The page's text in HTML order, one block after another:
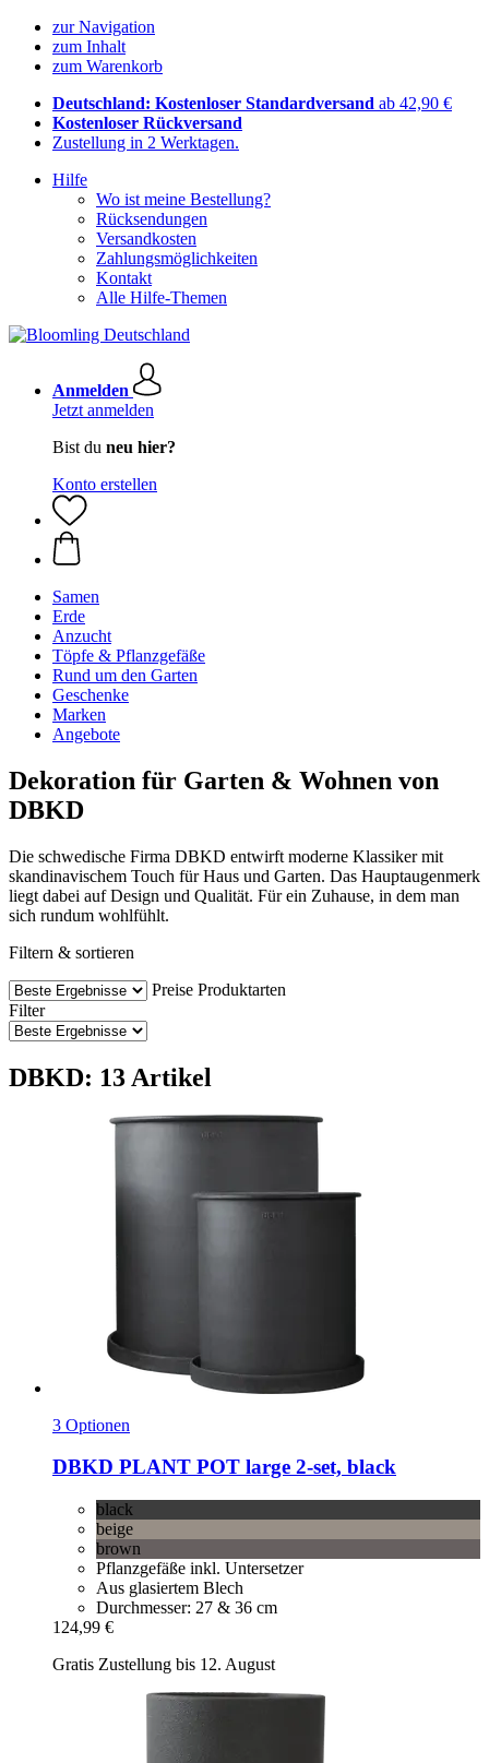
zur Navigation
zum Inhalt
zum Warenkorb
Deutschland: Kostenloser Standardversand ab 42,90 €
Kostenloser Rückversand
Zustellung in 2 Werktagen.
Hilfe
Wo ist meine Bestellung?
Rücksendungen
Versandkosten
Zahlungsmöglichkeiten
Kontakt
Alle Hilfe-Themen
Anmelden
Jetzt anmelden
Bist du neu hier?
Konto erstellen
Samen
Erde
Anzucht
Töpfe & Pflanzgefäße
Rund um den Garten
Geschenke
Marken
Angebote
Dekoration für Garten & Wohnen von
DBKD
Die schwedische Firma DBKD entwirft moderne Klassiker mit
skandinavischem Touch für Haus und Garten. Das Hauptaugenmerk
liegt dabei auf Design und Qualität. Für ein Zuhause, in dem man
sich rundum wohlfühlt.
Filtern & sortieren
Preise Produktarten
Filter
DBKD: 13 Artikel
3 Optionen
DBKD PLANT POT large 2-​set, black
black
beige
brown
Pflanzgefäße inkl. Untersetzer
Aus glasiertem Blech
Durchmesser: 27 & 36 cm
124,99 €
Gratis Zustellung bis 12. August